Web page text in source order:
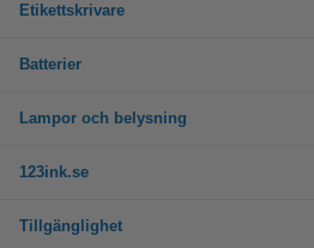
Etikettskrivare
Batterier
Lampor och belysning
123ink.se
Tillgänglighet